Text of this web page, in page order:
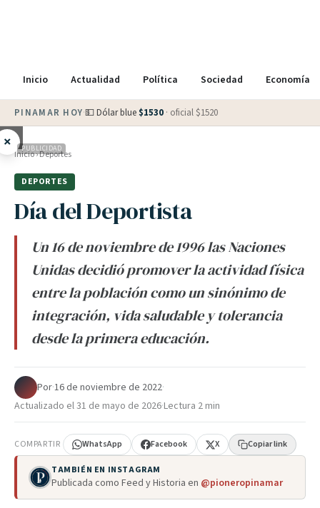
Inicio Actualidad Política Sociedad Economía
PINAMAR HOY·💵 Dólar blue $1530 · oficial $1520
× PUBLICIDAD
Inicio›Deportes
DEPORTES
Día del Deportista
Un 16 de noviembre de 1996 las Naciones
Unidas decidió promover la actividad física
entre la población como un sinónimo de
integración, vida saludable y tolerancia
desde la primera educación.
Por·16 de noviembre de 2022·
Actualizado el31 de mayo de 2026·Lectura 2 min
COMPARTIR WhatsApp Facebook X Copiar link
TAMBIÉN EN INSTAGRAM
Publicada como Feed y Historia en @pioneropinamar